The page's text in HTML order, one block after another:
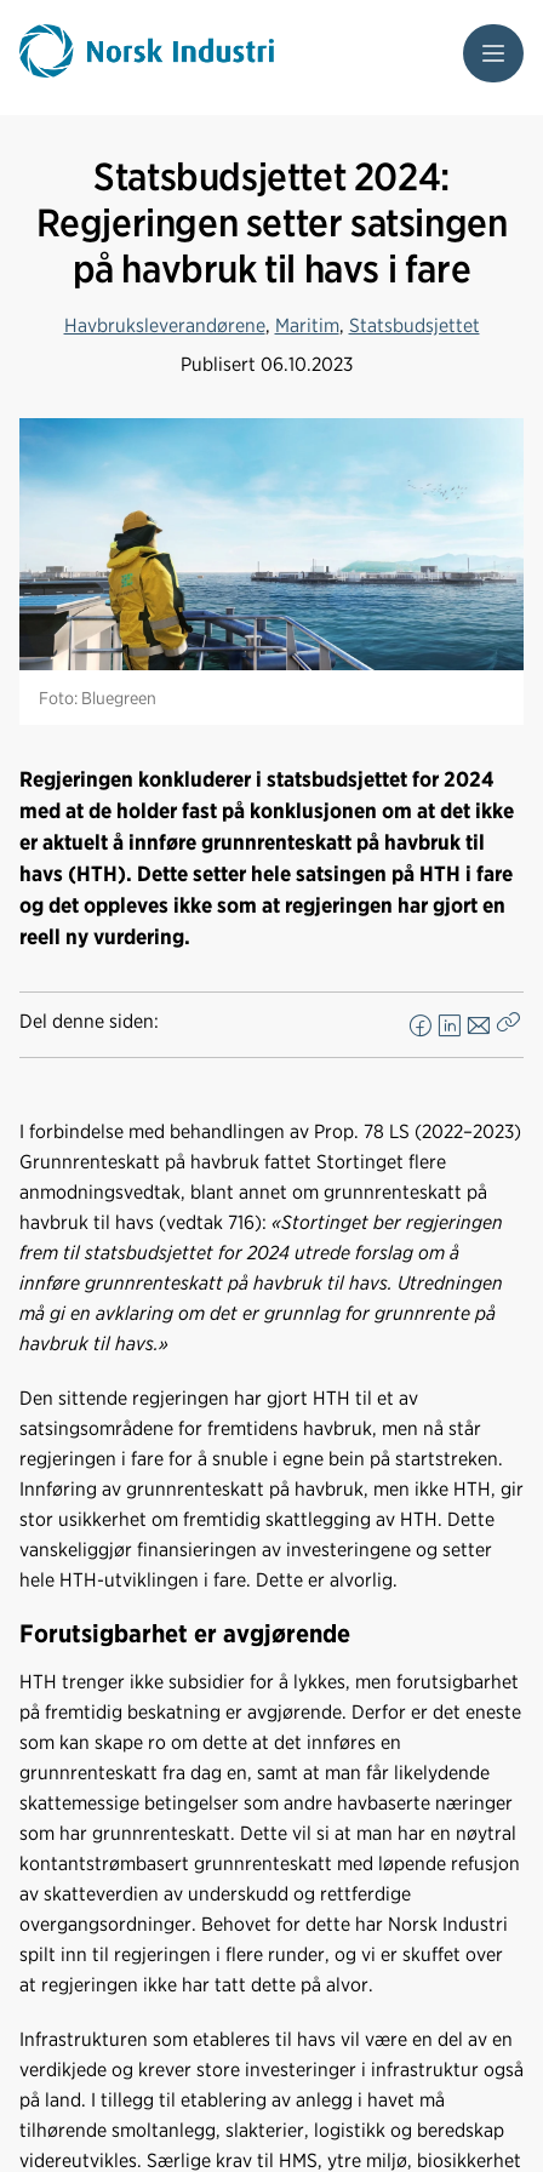
Meny
Statsbudsjettet 2024:
Regjeringen setter satsingen
på havbruk til havs i fare
Havbruksleverandørene, Maritim, Statsbudsjettet
Publisert 06.10.2023
Foto: Bluegreen
Regjeringen konkluderer i statsbudsjettet for 2024
med at de holder fast på konklusjonen om at det ikke
er aktuelt å innføre grunnrenteskatt på havbruk til
havs (HTH). Dette setter hele satsingen på HTH i fare
og det oppleves ikke som at regjeringen har gjort en
reell ny vurdering.
Del denne siden:
F
a
e
b
o
L
i
k
e
d
I
E
-
o
t
I forbindelse med behandlingen av Prop. 78 LS (2022–2023)
Grunnrenteskatt på havbruk fattet Stortinget flere
anmodningsvedtak, blant annet om grunnrenteskatt på
havbruk til havs (vedtak 716): «Stortinget ber regjeringen
frem til statsbudsjettet for 2024 utrede forslag om å
innføre grunnrenteskatt på havbruk til havs. Utredningen
må gi en avklaring om det er grunnlag for grunnrente på
havbruk til havs.»
Den sittende regjeringen har gjort HTH til et av
satsingsområdene for fremtidens havbruk, men nå står
regjeringen i fare for å snuble i egne bein på startstreken.
Innføring av grunnrenteskatt på havbruk, men ikke HTH, gir
stor usikkerhet om fremtidig skattlegging av HTH. Dette
vanskeliggjør finansieringen av investeringene og setter
hele HTH-utviklingen i fare. Dette er alvorlig.
Forutsigbarhet er avgjørende
HTH trenger ikke subsidier for å lykkes, men forutsigbarhet
på fremtidig beskatning er avgjørende. Derfor er det eneste
som kan skape ro om dette at det innføres en
grunnrenteskatt fra dag en, samt at man får likelydende
skattemessige betingelser som andre havbaserte næringer
som har grunnrenteskatt. Dette vil si at man har en nøytral
kontantstrømbasert grunnrenteskatt med løpende refusjon
av skatteverdien av underskudd og rettferdige
overgangsordninger. Behovet for dette har Norsk Industri
spilt inn til regjeringen i flere runder, og vi er skuffet over
at regjeringen ikke har tatt dette på alvor.
Infrastrukturen som etableres til havs vil være en del av en
verdikjede og krever store investeringer i infrastruktur også
på land. I tillegg til etablering av anlegg i havet må
tilhørende smoltanlegg, slakterier, logistikk og beredskap
videreutvikles. Særlige krav til HMS, ytre miljø, biosikkerhet